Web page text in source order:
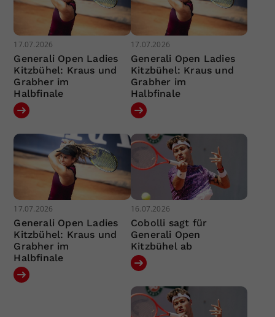
17.07.2026
Generali Open Ladies
Kitzbühel: Kraus und
Grabher im
Halbfinale
17.07.2026
Generali Open Ladies
Kitzbühel: Kraus und
Grabher im
Halbfinale
17.07.2026
Generali Open Ladies
Kitzbühel: Kraus und
Grabher im
Halbfinale
16.07.2026
Cobolli sagt für
Generali Open
Kitzbühel ab